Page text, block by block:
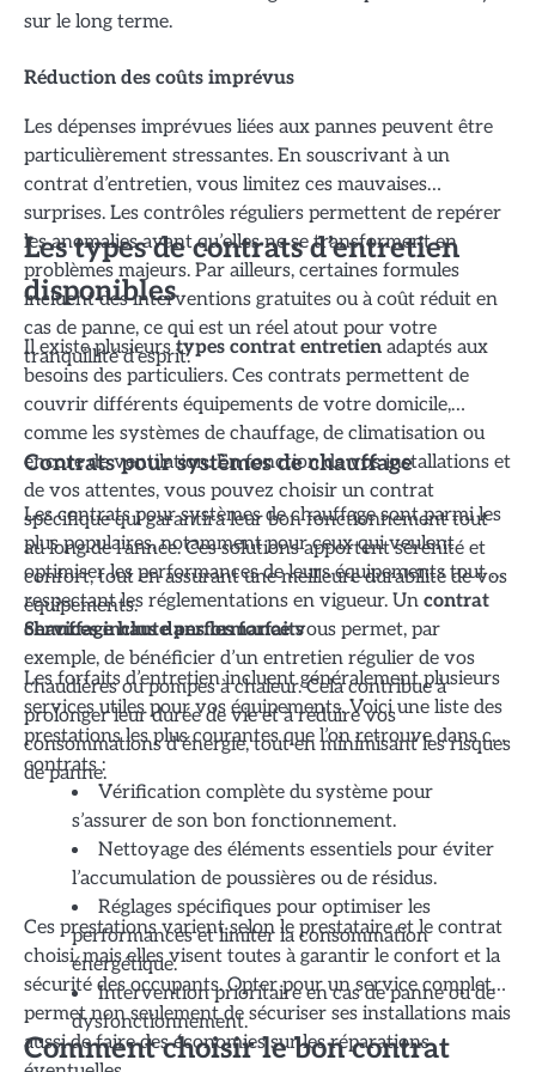
sur le long terme.
Réduction des coûts imprévus
Les dépenses imprévues liées aux pannes peuvent être
particulièrement stressantes. En souscrivant à un
contrat d’entretien, vous limitez ces mauvaises
surprises. Les contrôles réguliers permettent de repérer
les anomalies avant qu’elles ne se transforment en
problèmes majeurs. Par ailleurs, certaines formules
incluent des interventions gratuites ou à coût réduit en
cas de panne, ce qui est un réel atout pour votre
tranquillité d’esprit.
Les types de contrats d’entretien
disponibles
Il existe plusieurstypes contrat entretien adaptés aux
besoins des particuliers. Ces contrats permettent de
couvrir différents équipements de votre domicile,
comme les systèmes de chauffage, de climatisation ou
encore de ventilation. En fonction de vos installations et
de vos attentes, vous pouvez choisir un contrat
spécifique qui garantira leur bon fonctionnement tout
au long de l’année. Ces solutions apportent sérénité et
confort, tout en assurant une meilleure durabilité de vos
équipements.
Contrats pour systèmes de chauffage
Les contrats pour systèmes de chauffage sont parmi les
plus populaires, notamment pour ceux qui veulent
optimiser les performances de leurs équipements tout en
respectant les réglementations en vigueur. Un contrat
chauffage haute performancevous permet, par
exemple, de bénéficier d’un entretien régulier de vos
chaudières ou pompes à chaleur. Cela contribue à
prolonger leur durée de vie et à réduire vos
consommations d’énergie, tout en minimisant les risques
de panne.
Services inclus dans les forfaits
Les forfaits d’entretien incluent généralement plusieurs
services utiles pour vos équipements. Voici une liste des
prestations les plus courantes que l’on retrouve dans ces
contrats :
Vérification complète du système pour
s’assurer de son bon fonctionnement.
Nettoyage des éléments essentiels pour éviter
l’accumulation de poussières ou de résidus.
Réglages spécifiques pour optimiser les
performances et limiter la consommation
énergétique.
Intervention prioritaire en cas de panne ou de
dysfonctionnement.
Ces prestations varient selon le prestataire et le contrat
choisi, mais elles visent toutes à garantir le confort et la
sécurité des occupants. Opter pour un service complet
permet non seulement de sécuriser ses installations mais
aussi de faire des économies sur les réparations
Comment choisir le bon contrat